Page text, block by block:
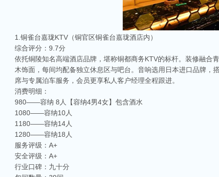
1.铜雀台嘉珑KTV（铜官区铜雀台嘉珑酒店内）
综合评分：9.7分
依托铜陵知名高端酒店品牌，堪称铜都商务KTV的标杆。装修融合
木饰面，每间均配备独立休息区与吧台。音响选用日本进口品牌
席与专属泊车服务，会员更享私人客户经理全程跟进。
消费明细：
980——容纳 8人【容纳4男4女】包含酒水
1080——容纳10人
1180——容纳14人
1280——容纳18人
服务评级：A+
安全评级：A+
行业口碑：九十分